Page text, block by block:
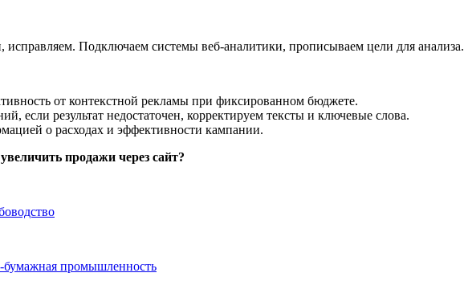
Подключаем системы веб-аналитики, прописываем цели для анализа.
от контекстной рекламы при фиксированном бюджете.
если результат недостаточен, корректируем тексты и ключевые слова.
о расходах и эффективности кампании.
продажи через сайт?
промышленность